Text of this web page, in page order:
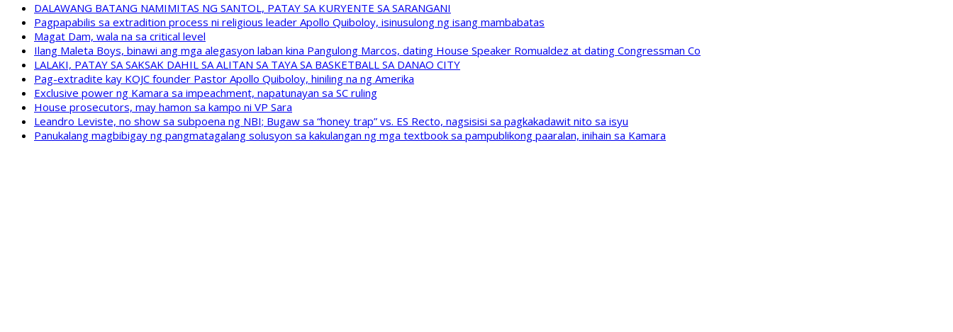
DALAWANG BATANG NAMIMITAS NG SANTOL, PATAY SA KURYENTE SA SARANGANI
Pagpapabilis sa extradition process ni religious leader Apollo Quiboloy, isinusulong ng isang mambabatas
Magat Dam, wala na sa critical level
Ilang Maleta Boys, binawi ang mga alegasyon laban kina Pangulong Marcos, dating House Speaker Romualdez at dating Congressman Co
LALAKI, PATAY SA SAKSAK DAHIL SA ALITAN SA TAYA SA BASKETBALL SA DANAO CITY
Pag-extradite kay KOJC founder Pastor Apollo Quiboloy, hiniling na ng Amerika
Exclusive power ng Kamara sa impeachment, napatunayan sa SC ruling
House prosecutors, may hamon sa kampo ni VP Sara
Leandro Leviste, no show sa subpoena ng NBI; Bugaw sa “honey trap” vs. ES Recto, nagsisisi sa pagkakadawit nito sa isyu
Panukalang magbibigay ng pangmatagalang solusyon sa kakulangan ng mga textbook sa pampublikong paaralan, inihain sa Kamara